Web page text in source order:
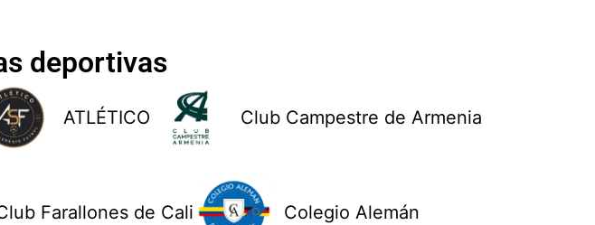
deportivas
ATLÉTICO Club Campestre de Armenia
Farallones de Cali Colegio Alemán